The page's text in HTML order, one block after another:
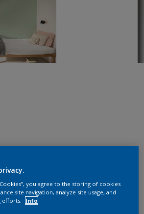
you agree to the storing of cookies
site navigation, analyze site usage, and
efforts.
Info